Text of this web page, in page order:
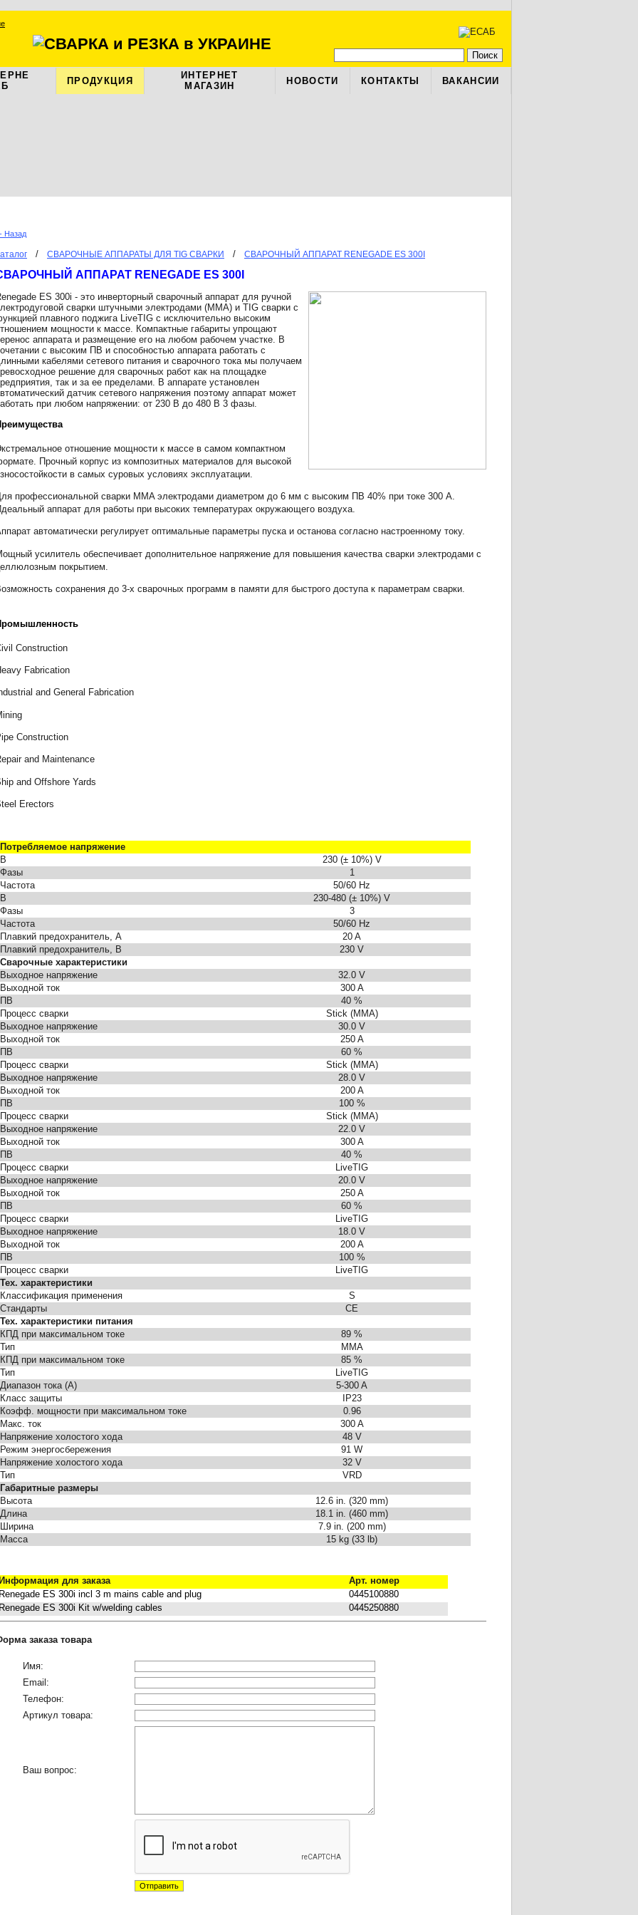
ПРОДУКЦИЯ
ИНТЕРНЕТ
МАГАЗИН
НОВОСТИ КОНТАКТЫ ВАКАНСИИ
Назад
/ СВАРОЧНЫЕ АППАРАТЫ ДЛЯ TIG СВАРКИ / СВАРОЧНЫЙ АППАРАТ RENEGADE ES 300I
АППАРАТ RENEGADE ES 300I
ES 300i - это инверторный сварочный аппарат для ручной
сварки штучными электродами (MMA) и TIG сварки с
плавного поджига LiveTIG с исключительно высоким
мощности к массе. Компактные габариты упрощают
аппарата и размещение его на любом рабочем участке. В
с высоким ПВ и способностью аппарата работать с
кабелями сетевого питания и сварочного тока мы получаем
решение для сварочных работ как на площадке
так и за ее пределами. В аппарате установлен
датчик сетевого напряжения поэтому аппарат может
при любом напряжении: от 230 В до 480 В 3 фазы.
отношение мощности к массе в самом компактном
Прочный корпус из композитных материалов для высокой
в самых суровых условиях эксплуатации.
профессиональной сварки MMA электродами диаметром до 6 мм с высоким ПВ 40% при токе 300 А.
аппарат для работы при высоких температурах окружающего воздуха.
автоматически регулирует оптимальные параметры пуска и останова согласно настроенному току.
усилитель обеспечивает дополнительное напряжение для повышения качества сварки электродами с
покрытием.
сохранения до 3-х сварочных программ в памяти для быстрого доступа к параметрам сварки.
Construction
Fabrication
and General Fabrication
Construction
and Maintenance
and Offshore Yards
Erectors
Потребляемое напряжение
В
230 (± 10%) V
Фазы
1
Частота
50/60 Hz
В
230-480 (± 10%) V
Фазы
3
Частота
50/60 Hz
Плавкий предохранитель, А
20 A
Плавкий предохранитель, В
230 V
Сварочные характеристики
Выходное напряжение
32.0 V
Выходной ток
300 A
ПВ
40 %
Процесс сварки
Stick (MMA)
Выходное напряжение
30.0 V
Выходной ток
250 A
ПВ
60 %
Процесс сварки
Stick (MMA)
Выходное напряжение
28.0 V
Выходной ток
200 A
ПВ
100 %
Процесс сварки
Stick (MMA)
Выходное напряжение
22.0 V
Выходной ток
300 A
ПВ
40 %
Процесс сварки
LiveTIG
Выходное напряжение
20.0 V
Выходной ток
250 A
ПВ
60 %
Процесс сварки
LiveTIG
Выходное напряжение
18.0 V
Выходной ток
200 A
ПВ
100 %
Процесс сварки
LiveTIG
Тех. характеристики
Классификация применения
S
Стандарты
CE
Тех. характеристики питания
КПД при максимальном токе
89 %
Тип
MMA
КПД при максимальном токе
85 %
Тип
LiveTIG
Диапазон тока (А)
5-300 A
Класс защиты
IP23
Коэфф. мощности при максимальном токе
0.96
Макс. ток
300 A
Напряжение холостого хода
48 V
Режим энергосбережения
91 W
Напряжение холостого хода
32 V
Тип
VRD
Габаритные размеры
Высота
12.6 in. (320 mm)
Длина
18.1 in. (460 mm)
Ширина
7.9 in. (200 mm)
Масса
15 kg (33 lb)
Информация для заказа
Арт. номер
Renegade ES 300i incl 3 m mains cable and plug
0445100880
Renegade ES 300i Kit w/welding cables
0445250880
заказа товара
Имя:
Email:
Телефон:
Артикул товара:
Ваш вопрос: